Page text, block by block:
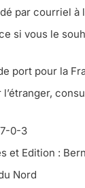
par courriel à
si vous le
port pour la
0-3
et Edition :
Nord